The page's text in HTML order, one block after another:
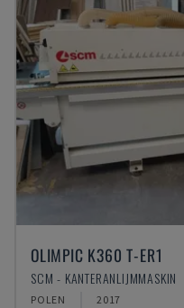
OLIMPIC K360 T-ER1
SCM - KANTERANLIJMMASKIN
POLEN 2017